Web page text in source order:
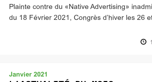
Plainte contre du «Native Advertising»
du 18 Février 2021, Congrès d’hiver les 26
Janvier 2021